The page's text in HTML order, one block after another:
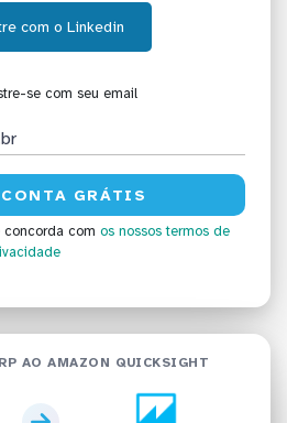
com o Linkedin
se com seu email
concorda com os nossos termos de
AO AMAZON QUICKSIGHT